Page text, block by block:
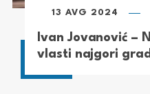
13 AVG 2024
Ivan Jovanović –
vlasti najgori